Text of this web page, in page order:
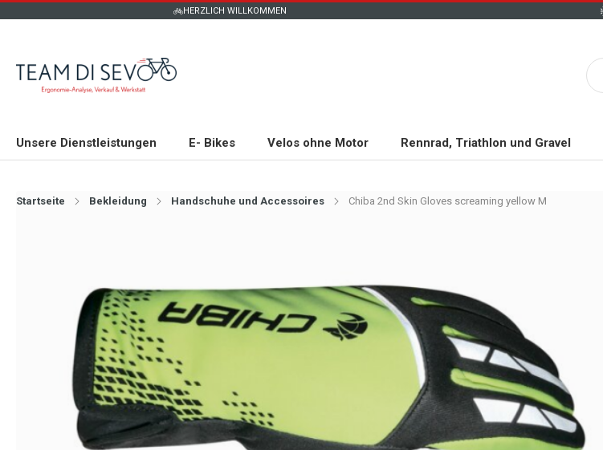
HERZLICH WILLKOMMEN
Unsere Dienstleistungen E- Bikes Velos ohne Motor Rennrad, Triathlon und Gravel
Startseite Bekleidung Handschuhe und Accessoires Chiba 2nd Skin Gloves screaming yellow M